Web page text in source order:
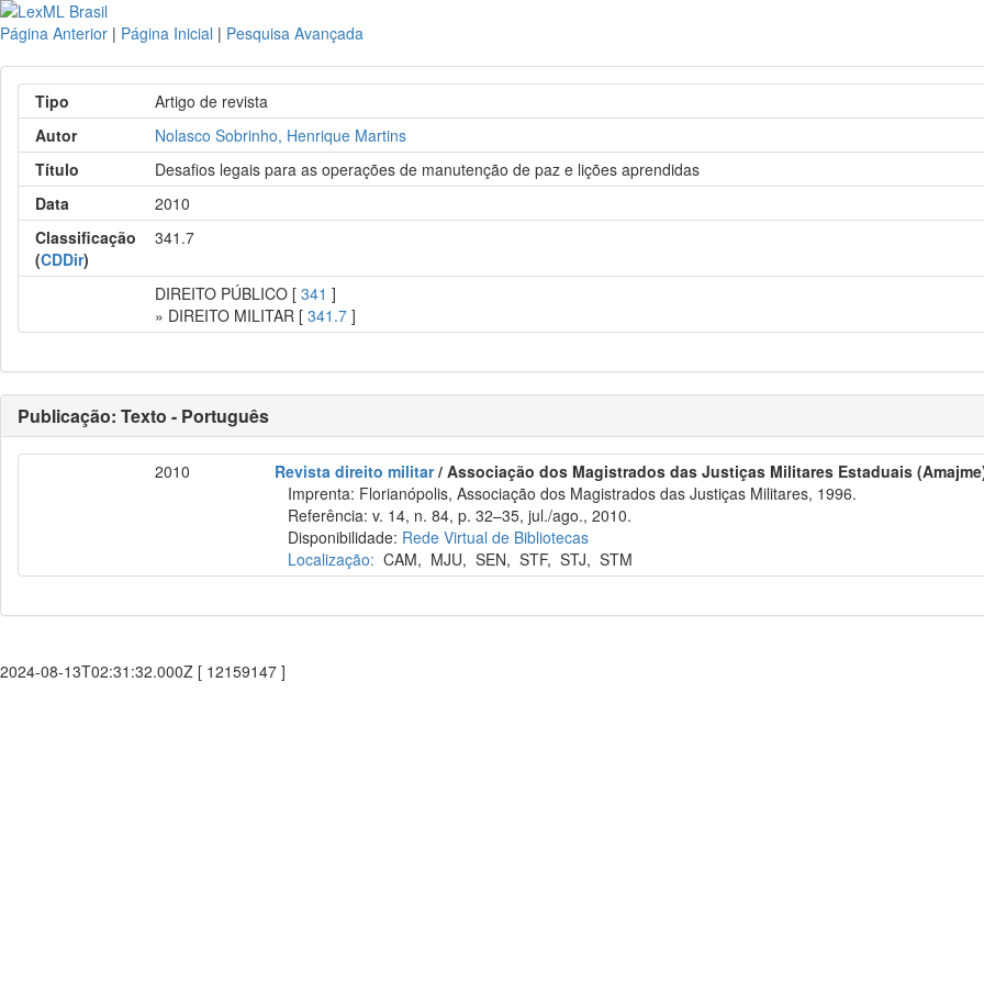
Página Anterior | Página Inicial | Pesquisa Avançada
Tipo
Artigo de revista
Autor
Nolasco Sobrinho, Henrique Martins
Título
Desafios legais para as operações de manutenção de paz e lições aprendidas
Data
2010
Classificação
(CDDir)
341.7
DIREITO PÚBLICO [341 ]
» DIREITO MILITAR [341.7 ]
Publicação: Texto - Português
2010 Revista direito militar/ Associação dos Magistrados das Justiças Militares Estaduais
Imprenta: Florianópolis, Associação dos Magistrados das Justiças Militares, 1996.
Referência: v. 14, n. 84, p. 32–35, jul./ago., 2010.
Disponibilidade: Rede Virtual de Bibliotecas
Localização: CAM, MJU,SEN,STF,STJ,STM
2024-08-13T02:31:32.000Z [ 12159147 ]